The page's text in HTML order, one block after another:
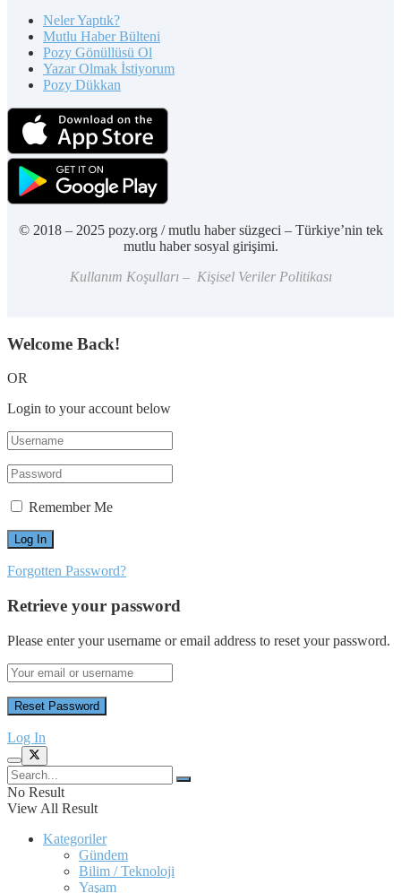
Neler Yaptık?
Mutlu Haber Bülteni
Pozy Gönüllüsü Ol
Yazar Olmak İstiyorum
Pozy Dükkan
© 2018 – 2025 pozy.org / mutlu haber süzgeci – Türkiye’nin tek
mutlu haber sosyal girişimi.
Kullanım Koşulları – Kişisel Veriler Politikası
Welcome Back!
OR
Login to your account below
Remember Me
Forgotten Password?
Retrieve your password
Please enter your username or email address to reset your password.
Log In
No Result
View All Result
Kategoriler
Gündem
Bilim / Teknoloji
Yaşam